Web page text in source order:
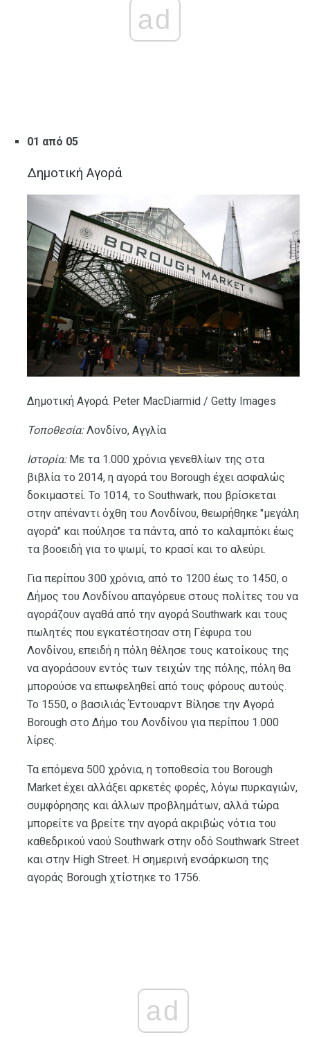
ad
01 από 05
Δημοτική Αγορά
Δημοτική Αγορά. Peter MacDiarmid / Getty Images
Τοποθεσία:Λονδίνο, Αγγλία
Ιστορία:Με τα 1.000 χρόνια γενεθλίων της στα
βιβλία το 2014, η αγορά του Borough έχει ασφαλώς
δοκιμαστεί. Το 1014, το Southwark, που βρίσκεται
στην απέναντι όχθη του Λονδίνου, θεωρήθηκε "μεγάλη
αγορά" και πούλησε τα πάντα, από το καλαμπόκι έως
τα βοοειδή για το ψωμί, το κρασί και το αλεύρι.
Για περίπου 300 χρόνια, από το 1200 έως το 1450, ο
Δήμος του Λονδίνου απαγόρευε στους πολίτες του να
αγοράζουν αγαθά από την αγορά Southwark και τους
πωλητές που εγκατέστησαν στη Γέφυρα του
Λονδίνου, επειδή η πόλη θέλησε τους κατοίκους της
να αγοράσουν εντός των τειχών της πόλης, πόλη θα
μπορούσε να επωφεληθεί από τους φόρους αυτούς.
Το 1550, ο βασιλιάς Έντουαρντ Βίλησε την Αγορά
Borough στο Δήμο του Λονδίνου για περίπου 1.000
λίρες.
Τα επόμενα 500 χρόνια, η τοποθεσία του Borough
Market έχει αλλάξει αρκετές φορές, λόγω πυρκαγιών,
συμφόρησης και άλλων προβλημάτων, αλλά τώρα
μπορείτε να βρείτε την αγορά ακριβώς νότια του
καθεδρικού ναού Southwark στην οδό Southwark Street
και στην High Street. Η σημερινή ενσάρκωση της
αγοράς Borough χτίστηκε το 1756.
ad